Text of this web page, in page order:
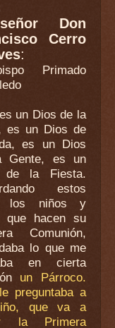
Don
Cerro
:
Primado
un Dios de la
es un Dios de
es un Dios
Gente, es un
de la Fiesta.
estos
los niños y
que hacen su
Comunión,
lo que me
en cierta
un Párroco.
preguntaba a
que va a
la Primera